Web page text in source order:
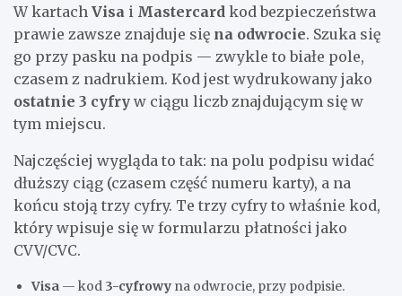
W kartach Visa i Mastercard kod bezpieczeństwa
prawie zawsze znajduje się na odwrocie. Szuka się
go przy pasku na podpis — zwykle to białe pole,
czasem z nadrukiem. Kod jest wydrukowany jako
ostatnie 3 cyfry w ciągu liczb znajdującym się w
tym miejscu.
Najczęściej wygląda to tak: na polu podpisu widać
dłuższy ciąg (czasem część numeru karty), a na
końcu stoją trzy cyfry. Te trzy cyfry to właśnie kod,
który wpisuje się w formularzu płatności jako
CVV/CVC.
Visa — kod 3-cyfrowy na odwrocie, przy podpisie.